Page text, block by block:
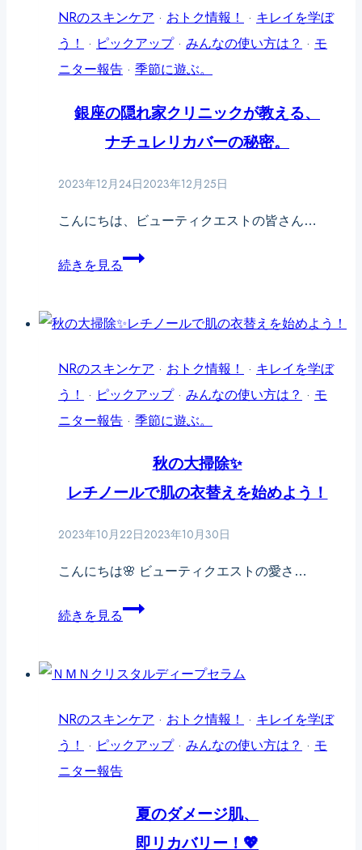
せ
る
「ほ
っ
ス
NRのスキンケア · おトク情報！ · キレイを学ぼ
う！ · ピックアップ· みんなの使い方は？ · モ
ニター報告 · 季節に遊ぶ。
銀座の隠れ家クリニックが教える、
ナチュレリカバーの秘密。
2023年12月24日2023年12月25日
こんにちは、ビューティクエストの皆さん…
続きを見る銀
れ
家
ッ
が
教
る、
チ
レ
リ
カ
NRのスキンケア · おトク情報！ · キレイを学ぼ
う！ · ピックアップ· みんなの使い方は？ · モ
ニター報告 · 季節に遊ぶ。
秋の大掃除✨
レチノールで肌の衣替えを始めよう！
2023年10月22日2023年10月30日
こんにちは🌸 ビューティクエストの愛さ…
続きを見る秋
除
✨
NRのスキンケア · おトク情報！ · キレイを学ぼ
う！ · ピックアップ· みんなの使い方は？ · モ
ニター報告
夏のダメージ肌、
即リカバリー！💖